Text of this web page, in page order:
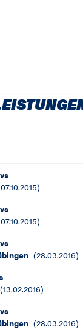
vs
07.10.2015)
vs
07.10.2015)
vs
(28.03.2016)
(13.02.2016)
vs
(28.03.2016)